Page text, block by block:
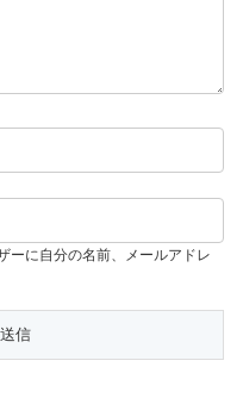
ーに自分の名前、メールアドレ